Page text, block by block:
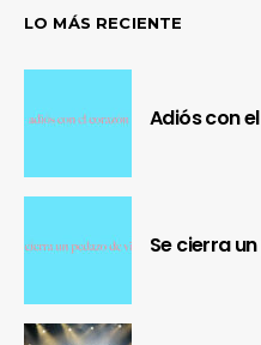
LO MÁS RECIENTE
Adiós con
Se cierra